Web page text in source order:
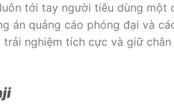
tới tay người tiêu dùng một
án quảng cáo phóng đại và
trải nghiệm tích cực và giữ